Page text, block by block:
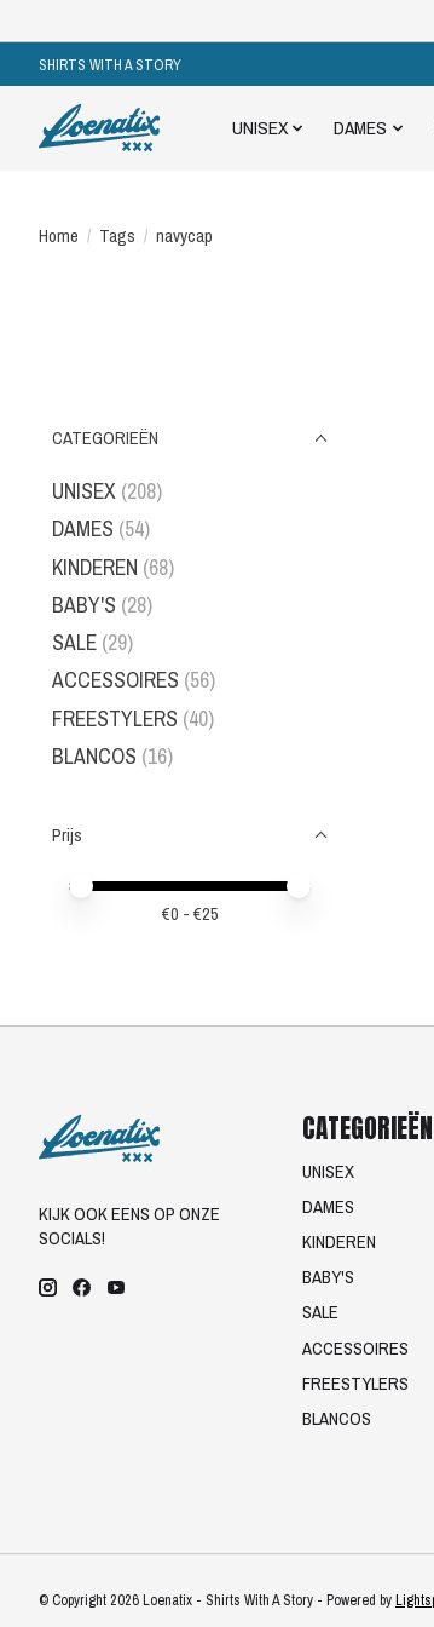
SHIRTS WITH A STORY
UNISEX DAMES
Home / Tags / navycap
CATEGORIEËN
UNISEX (208)
DAMES (54)
KINDEREN (68)
BABY'S (28)
SALE (29)
ACCESSOIRES (56)
FREESTYLERS (40)
BLANCOS (16)
Prijs
Minimale prijswaarde
Price maximum value
€0 - €25
KIJK OOK EENS OP ONZE
SOCIALS!
CATEGORIEËN
UNISEX
DAMES
KINDEREN
BABY'S
SALE
ACCESSOIRES
FREESTYLERS
BLANCOS
© Copyright 2026 Loenatix - Shirts With A Story - Powered by